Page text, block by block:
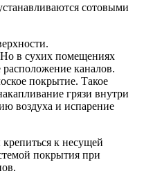
сотовыми
в сухих помещениях
каналов.
покрытие. Такое
грязи внутри
воздуха и испарение
к несущей
покрытия при